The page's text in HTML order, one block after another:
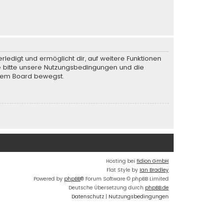
und ermöglicht dir, auf weitere Funktionen
unsere Nutzungsbedingungen und die
Board bewegst.
Hosting bei fidion GmbH
Flat Style by Ian Bradley
Powered by phpBB® Forum Software © phpBB Limited
Deutsche Übersetzung durch phpBB.de
Datenschutz | Nutzungsbedingungen